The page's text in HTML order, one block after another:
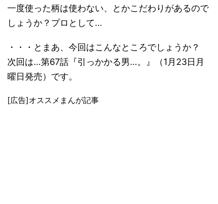
一度使った柄は使わない、とかこだわりがあるので
しょうか？プロとして…
・・・とまあ、今回はこんなところでしょうか？
次回は…第67話『引っかかる男…。』（1月23日月
曜日発売）です。
[広告]オススメまんが記事